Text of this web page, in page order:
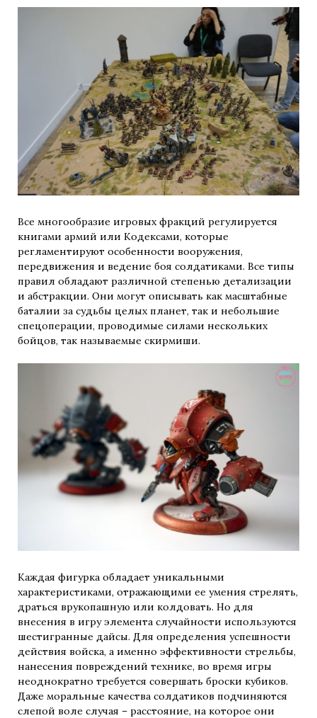
Все многообразие игровых фракций регулируется
книгами армий или Кодексами, которые
регламентируют особенности вооружения,
передвижения и ведение боя солдатиками. Все типы
правил обладают различной степенью детализации
и абстракции. Они могут описывать как масштабные
баталии за судьбы целых планет, так и небольшие
спецоперации, проводимые силами нескольких
бойцов, так называемые скирмиши.
Каждая фигурка обладает уникальными
характеристиками, отражающими ее умения стрелять,
драться врукопашную или колдовать. Но для
внесения в игру элемента случайности используются
шестигранные дайсы. Для определения успешности
действия войска, а именно эффективности стрельбы,
нанесения повреждений технике, во время игры
неоднократно требуется совершать броски кубиков.
Даже моральные качества солдатиков подчиняются
слепой воле случая – расстояние, на которое они